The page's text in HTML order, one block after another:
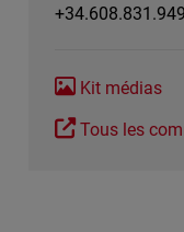
+34.608.831.949
Kit médias
Tous les